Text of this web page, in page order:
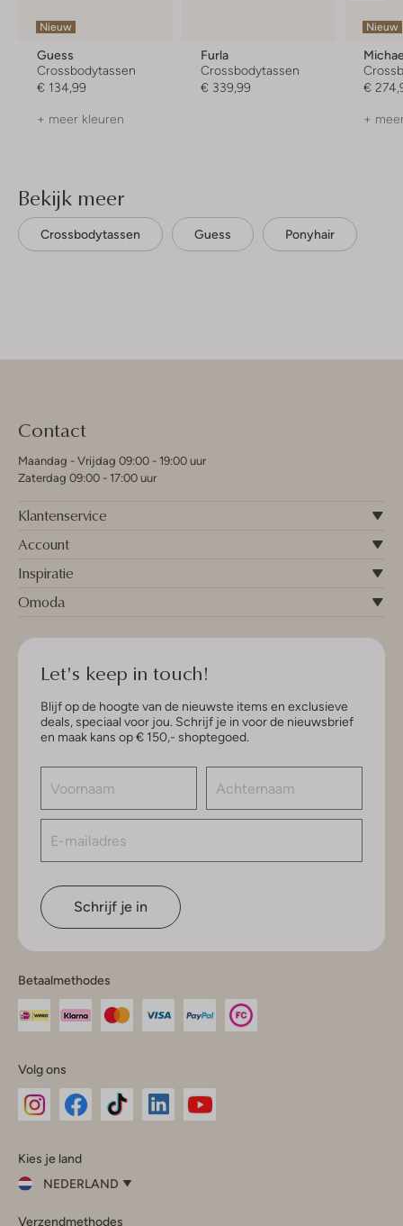
Nieuw
Guess
Crossbodytassen
€ 134,99
+ meer kleuren
Furla
Crossbodytassen
€ 339,99
Nieuw
€
+
Bekijk meer
Crossbodytassen Guess Ponyhair
Contact
Maandag - Vrijdag 09:00 - 19:00 uur
Zaterdag 09:00 - 17:00 uur
Klantenservice
Account
Inspiratie
Omoda
Let's keep in touch!
Blijf op de hoogte van de nieuwste items en exclusieve
deals, speciaal voor jou. Schrijf je in voor de nieuwsbrief
en maak kans op € 150,- shoptegoed.
Schrijf je in
Betaalmethodes
Volg ons
InstagramFacebook
Kies je land
NEDERLAND
je
Verzendmethodes